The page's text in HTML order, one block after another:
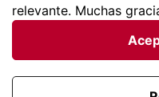
Condiciones generales |
relevante. Muchas